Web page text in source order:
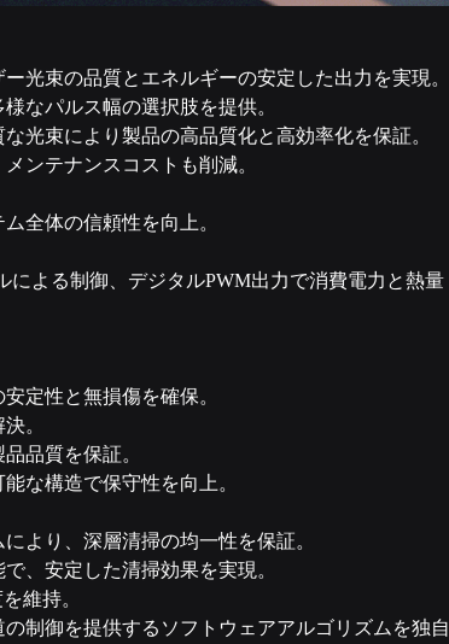
光束の品質とエネルギーの安定した出力を実現。
なパルス幅の選択肢を提供。
光束により製品の高品質化と高効率化を保証。
ンテナンスコストも削減。
全体の信頼性を向上。
による制御、デジタルPWM出力で消費電力と熱量
定性と無損傷を確保。
。
品質を保証。
な構造で保守性を向上。
より、深層清掃の均一性を保証。
、安定した清掃効果を実現。
維持。
制御を提供するソフトウェアアルゴリズムを独自